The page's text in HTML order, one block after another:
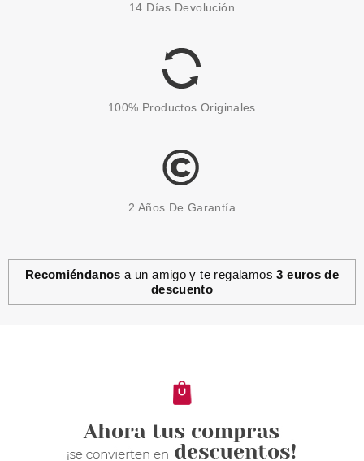
ARIEL HYDRO BOOSTER MIST
3.99€
LOUA
1.99€
14 Días Devolución
100% Productos Originales
2 Años De Garantía
Recomiéndanos a un amigo y te regalamos3 euros de
descuento